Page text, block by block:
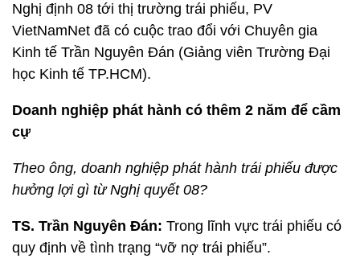
Nghị định 08 tới thị trường trái phiếu, PV
VietNamNet đã có cuộc trao đổi với Chuyên gia
Kinh tế Trần Nguyên Đán (Giảng viên Trường Đại
học Kinh tế TP.HCM).
Doanh nghiệp phát hành có thêm 2 năm để cầm
cự
Theo ông, doanh nghiệp phát hành trái phiếu được
hưởng lợi gì từ Nghị quyết 08?
TS. Trần Nguyên Đán: Trong lĩnh vực trái phiếu có
quy định về tình trạng “vỡ nợ trái phiếu”.